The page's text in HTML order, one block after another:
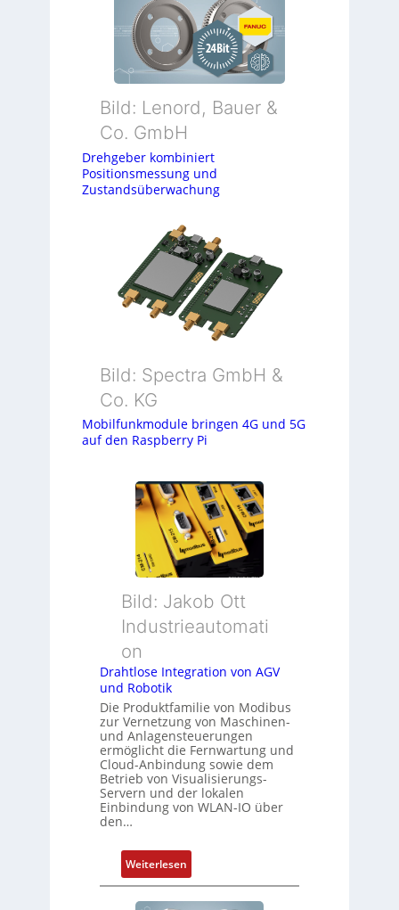
Bild: Lenord, Bauer &
Co. GmbH
Drehgeber kombiniert
Positionsmessung und
Zustandsüberwachung
Bild: Spectra GmbH &
Co. KG
Mobilfunkmodule bringen 4G und 5G
auf den Raspberry Pi
Bild: Jakob Ott
Industrieautomati
on
Drahtlose Integration von AGV
und Robotik
Die Produktfamilie von Modibus
zur Vernetzung von Maschinen-
und Anlagensteuerungen
ermöglicht die Fernwartung und
Cloud-Anbindung sowie dem
Betrieb von Visualisierungs-
Servern und der lokalen
Einbindung von WLAN-IO über
den…
Weiterlesen:
D
r